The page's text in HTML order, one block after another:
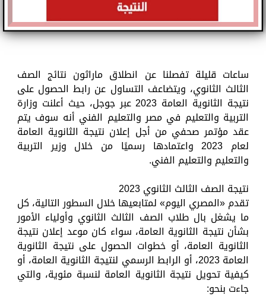
ساعات قليلة تفصلنا عن انطلاق ماراثون نتائج الصف
الثالث الثانوي، ويتضاعف التساول عن رابط الحصول على
نتيجة الثانوية العامة 2023 عبر جوجل، حيث أعلنت وزارة
التربية والتعليم في مصر والتعليم الفني أنه سوف يتم
عقد مؤتمر صحفي من أجل إعلان نتيجة الثانوية العامة
لعام 2023 واعتمادها رسميًا من خلال وزير التربية
والتعليم والتعليم الفني.
نتيجة الصف الثالث الثانوي 2023
تقدم «المصري اليوم» لمتابعيها خلال السطور التالية، كل
ما يشغل بال طلاب الصف الثالث الثانوي وأولياء الأمور
بشأن نتيجة الثانوية العامة، سواء كان موعد إعلان نتيجة
الثانوية العامة، أو خطوات الحصول على نتيجة الثانوية
العامة 2023، أو الرابط الرسمي لنتيجة الثانوية العامة، أو
كيفية تحويل نتيجة الثانوية العامة لنسبة مئوية، والتي
جاءت بنحو: